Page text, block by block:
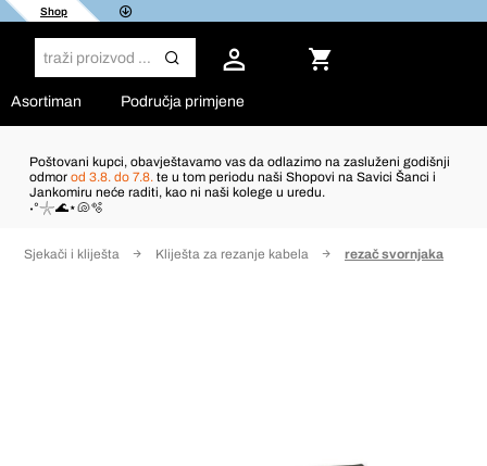
Shop
Asortiman Područja primjene
Poštovani kupci, obavještavamo vas da odlazimo na zasluženi godišnji
odmor od 3.8. do 7.8. te u tom periodu naši Shopovi na Savici Šanci i
Jankomiru neće raditi, kao ni naši kolege u uredu.
˖°𓇼🌊⋆🐚🫧
Sjekači i kliješta Kliješta za rezanje kabela rezač svornjaka